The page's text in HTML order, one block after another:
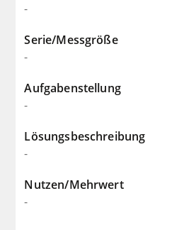
-
Serie/Messgröße
-
Aufgabenstellung
-
Lösungsbeschreibung
-
Nutzen/Mehrwert
-